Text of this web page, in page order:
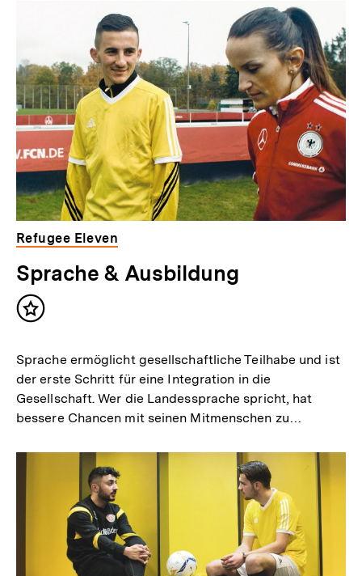
Refugee Eleven
Sprache & Ausbildung
Inhalt
Sprache ermöglicht gesellschaftliche Teilhabe und ist
der erste Schritt für eine Integration in die
Gesellschaft. Wer die Landessprache spricht, hat
bessere Chancen mit seinen Mitmenschen zu…